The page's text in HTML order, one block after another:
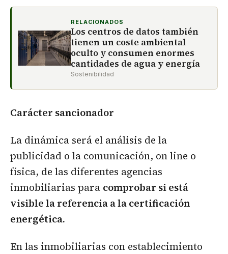
RELACIONADOS
Los centros de datos también
tienen un coste ambiental
oculto y consumen enormes
cantidades de agua y energía
Sostenibilidad
Carácter sancionador
La dinámica será el análisis de la
publicidad o la comunicación, on line o
física, de las diferentes agencias
inmobiliarias para comprobar si está
visible la referencia a la certificación
energética.
En las inmobiliarias con establecimiento